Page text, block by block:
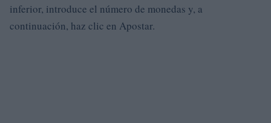
inferior, introduce el número de monedas y, a
continuación, haz clic en Apostar.